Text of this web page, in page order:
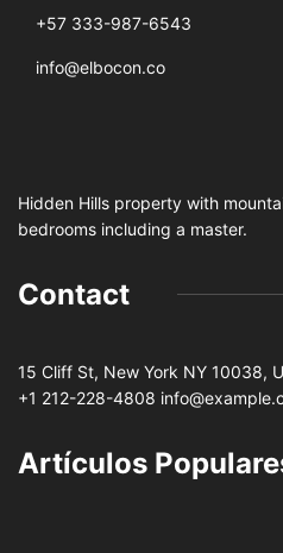
+57 333-987-6543
info@elbocon.co
Hidden Hills property with
bedrooms including a master.
Contact
15 Cliff St, New York NY 10038,
+1 212-228-4808
Artículos